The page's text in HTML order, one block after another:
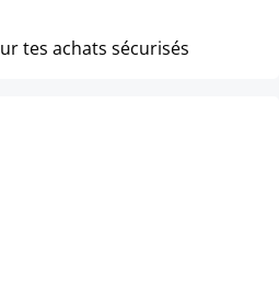
tes achats sécurisés